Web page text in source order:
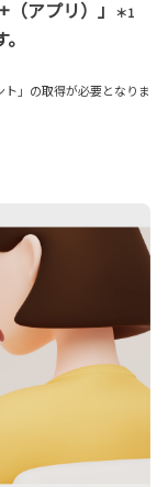
アプリ）」 ＊1
」の取得が必要となりま